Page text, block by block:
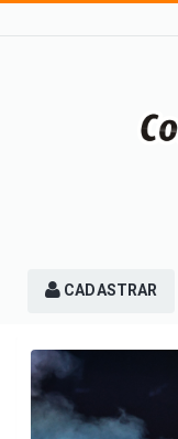
CADASTRAR